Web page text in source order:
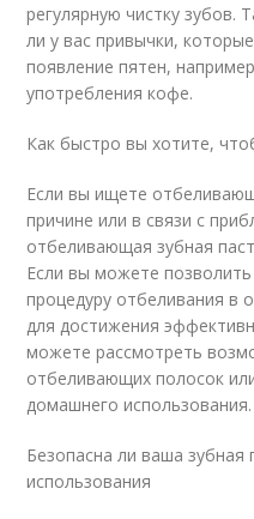
регулярную чистку зубов.
ли у вас привычки,
появление пятен,
употребления кофе.
Как быстро вы хотите,
Если вы ищете
причине или в связи с
отбеливающая зубная
Если вы можете
процедуру отбеливания в
для достижения
можете рассмотреть
отбеливающих полосок
домашнего использования.
Безопасна ли ваша зубная
использования